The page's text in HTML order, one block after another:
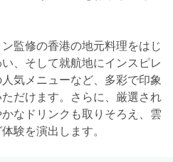
監修の香港の地元料理をはじ
、そして就航地にインスピレ
気メニューなど、多彩で印象
だけます。さらに、厳選され
なドリンクも取りそろえ、雲
験を演出します。